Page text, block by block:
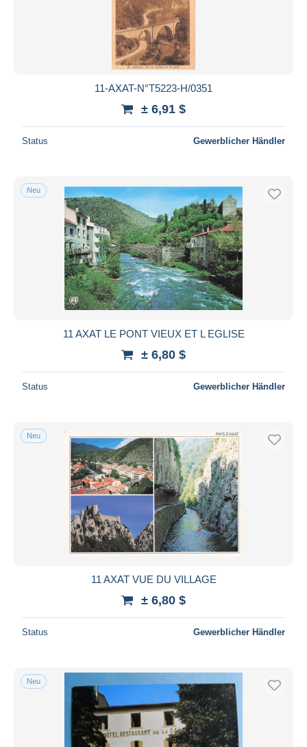
11-AXAT-N°T5223-H/0351
± 6,91 $
Status Gewerblicher Händler
Neu
11 AXAT LE PONT VIEUX ET L EGLISE
± 6,80 $
Status Gewerblicher Händler
Neu
11 AXAT VUE DU VILLAGE
± 6,80 $
Status Gewerblicher Händler
Neu